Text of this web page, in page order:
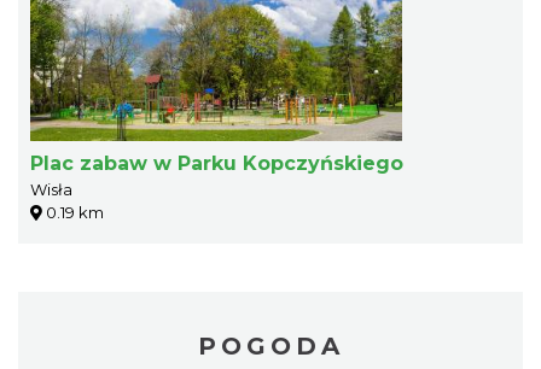
Plac zabaw w Parku Kopczyńskiego
Wisła
0.19 km
POGODA